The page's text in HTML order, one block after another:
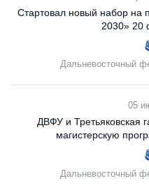
Стартовал новый набор на
2030» 20
Дальневосточный
05
ДВФУ и Третьяковская
магистерскую
Дальневосточный